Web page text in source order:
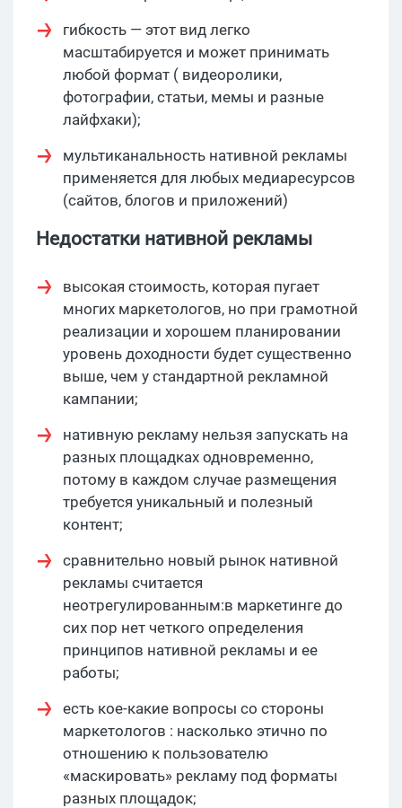
гибкость — этот вид легко
масштабируется и может принимать
любой формат ( видеоролики,
фотографии, статьи, мемы и разные
лайфхаки);
мультиканальность нативной рекламы
применяется для любых медиаресурсов
(сайтов, блогов и приложений)
Недостатки нативной рекламы
высокая стоимость, которая пугает
многих маркетологов, но при грамотной
реализации и хорошем планировании
уровень доходности будет существенно
выше, чем у стандартной рекламной
кампании;
нативную рекламу нельзя запускать на
разных площадках одновременно,
потому в каждом случае размещения
требуется уникальный и полезный
контент;
сравнительно новый рынок нативной
рекламы считается
неотрегулированным:в маркетинге до
сих пор нет четкого определения
принципов нативной рекламы и ее
работы;
есть кое-какие вопросы со стороны
маркетологов : насколько этично по
отношению к пользователю
«маскировать» рекламу под форматы
разных площадок;